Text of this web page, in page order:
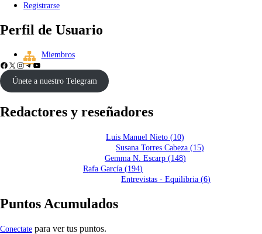
Registrarse
Perfil de Usuario
Miembros
Únete a nuestro Telegram
Redactores y reseñadores
Luis Manuel Nieto (10)
Susana Torres Cabeza (15)
Gemma N. Escarp (148)
Rafa García (194)
Entrevistas - Equilibria (6)
Puntos Acumulados
Conectate para ver tus puntos.